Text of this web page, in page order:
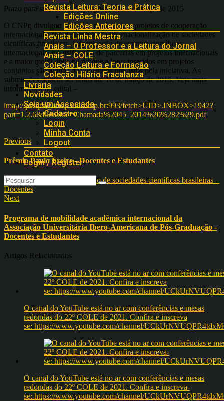
Revista Leitura: Teoria e Prática
Edições Online
Edições Anteriores
Revista Linha Mestra
Anais – O Professor e a Leitura do Jornal
Anais – COLE
Coleção Leitura e Formação
Coleção Hilário Fracalanza
Livraria
Novidades
Seja um Associado
Cadastro
Login
Minha Conta
Logout
Contato
Login / Register
Prazo para submissão de propostas: 16 de março de 2015
O CNPq divulgou chamada para apoio a projetos de cooperação
internacional a fim de fomentar a internacionalização de sociedades
científicas brasileiras. Organização de eventos científicos
internacionais, intensificação de parcerias em projetos internacionais
e a maior mobilidade de pesquisadores inseridos em projetos
conjuntos são alguns dos objetivos previstos pela iniciativa. As
submissões podem ser feitas até 16 de março de 2015. Veja mais
informações no edital –
imap://pesqfe@imap.unicamp.br:993/fetch>UID>.INBOX>1942?
part=1.2.6&filename=Chamada%2045_2014%20%282%29.pdf
Previous
Prêmio Paulo Freire - Docentes e Estudantes
Next
Programa de mobilidade acadêmica internacional da
Associação Universitária Ibero-Americana de Pós-Graduação -
Docentes e Estudantes
Artigos Relacionados
O canal do YouTube está no ar com conferências e mesas
redondas do 22º COLE de 2021. Confira e inscreva
se: https://www.youtube.com/channel/
O canal do YouTube está no ar com conferências e mesas
redondas do 22º COLE de 2021. Confira e inscreva-
se: https://www.youtube.com/channel/